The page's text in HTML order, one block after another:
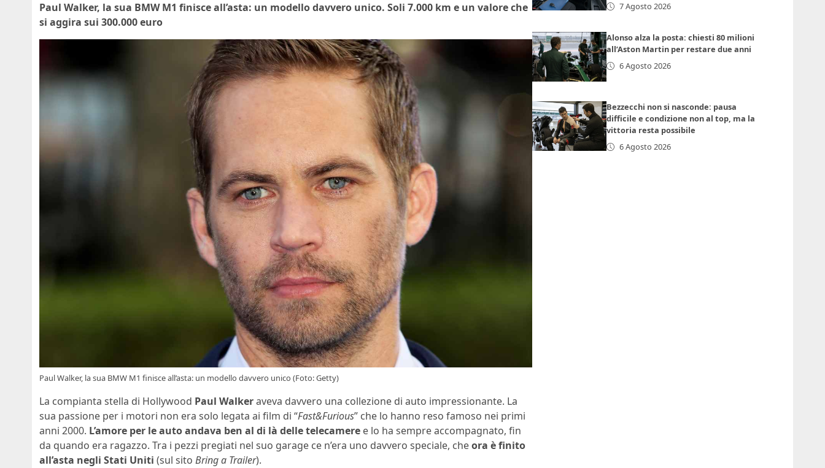
Paul Walker, la sua BMW M1 finisce all’asta: un modello davvero unico. Soli 7.000 km e un valore che
si aggira sui 300.000 euro
Paul Walker, la sua BMW M1 finisce all’asta: un modello davvero unico (Foto: Getty)
La compianta stella di Hollywood Paul Walkeraveva davvero una collezione di auto impressionante. La
sua passione per i motori non era solo legata ai film di “Fast&Furious” che lo hanno reso famoso nei primi
anni 2000. L’amore per le auto andava ben al di là delle telecamere e lo ha sempre accompagnato, fin
da quando era ragazzo. Tra i pezzi pregiati nel suo garage ce n’era uno davvero speciale, cheora è finito
all’asta negli Stati Uniti (sul sito Bring a Trailer).
7 Agosto 2026
Alonso alza la posta: chiesti 80 milioni
all’Aston Martin per restare due anni
6 Agosto 2026
Bezzecchi non si nasconde: pausa
difficile e condizione non al top, ma la
vittoria resta possibile
6 Agosto 2026